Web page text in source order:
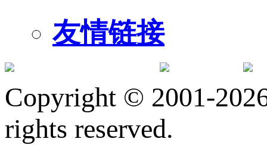
友情链接
Copyright © 2001-
rights reserved.